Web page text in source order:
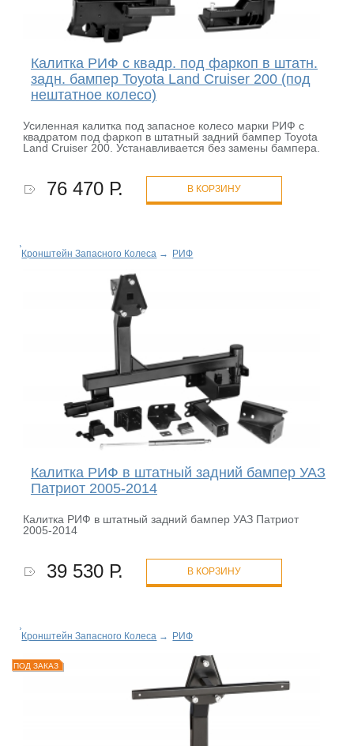
Калитка РИФ с квадр. под фаркоп в штатн.
задн. бампер Toyota Land Cruiser 200 (под
нештатное колесо)
Усиленная калитка под запасное колесо марки РИФ с
квадратом под фаркоп в штатный задний бампер Toyota
Land Cruiser 200. Устанавливается без замены бампера.
76 470 Р. В КОРЗИНУ
Кронштейн Запасного Колеса → РИФ
Калитка РИФ в штатный задний бампер УАЗ
Патриот 2005-2014
Калитка РИФ в штатный задний бампер УАЗ Патриот
2005-2014
39 530 Р. В КОРЗИНУ
Кронштейн Запасного Колеса → РИФ
ПОД ЗАКАЗ